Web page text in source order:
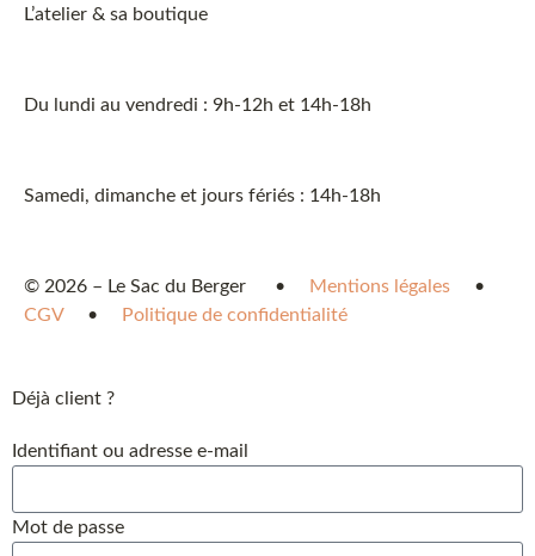
L’atelier & sa boutique
Du lundi au vendredi : 9h-12h et 14h-18h
Samedi, dimanche et jours fériés : 14h-18h
© 2026 – Le Sac du Berger • Mentions légales
•
CGV
• Politique de confidentialité
Déjà client ?
Identifiant ou adresse e-mail
Mot de passe